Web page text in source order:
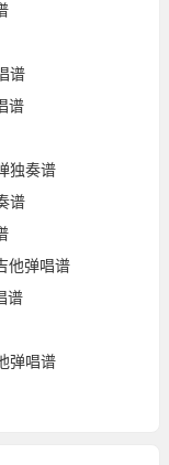
谱
谱
独奏谱
谱
他弹唱谱
谱
弹唱谱